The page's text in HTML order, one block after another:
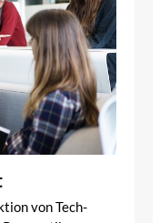
von Tech-